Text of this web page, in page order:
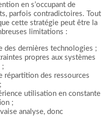
en s’occupant de
parfois contradictoires. Tout
cette stratégie peut être la
limitations :
des dernières technologies ;
propres aux systèmes
;
répartition des ressources
utilisation en constante
;
analyse, donc